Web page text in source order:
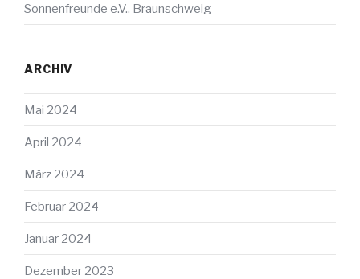
Sonnenfreunde e.V., Braunschweig
ARCHIV
Mai 2024
April 2024
März 2024
Februar 2024
Januar 2024
Dezember 2023